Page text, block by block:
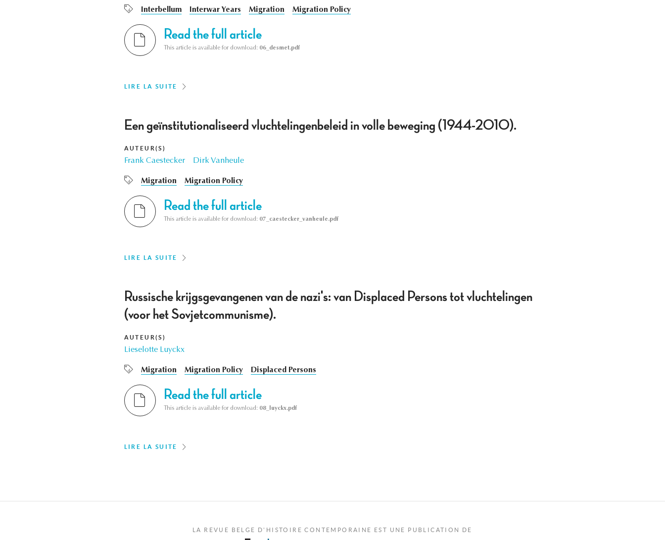
Interbellum Interwar Years Migration Migration Policy
Read the full article
This article is available for download: 06_desmet.pdf
LIRE LA SUITE
Een geïnstitutionaliseerd vluchtelingenbeleid in volle beweging (1944-2010).
AUTEUR(S)
Frank Caestecker Dirk Vanheule
Migration Migration Policy
Read the full article
This article is available for download: 07_caestecker_vanheule.pdf
LIRE LA SUITE
Russische krijgsgevangenen van de nazi's: van Displaced Persons tot vluchtelingen
(voor het Sovjetcommunisme).
AUTEUR(S)
Lieselotte Luyckx
Migration Migration Policy Displaced Persons
Read the full article
This article is available for download: 08_luyckx.pdf
LIRE LA SUITE
LA REVUE BELGE D'HISTOIRE CONTEMPORAINE EST UNE PUBLICATION DE